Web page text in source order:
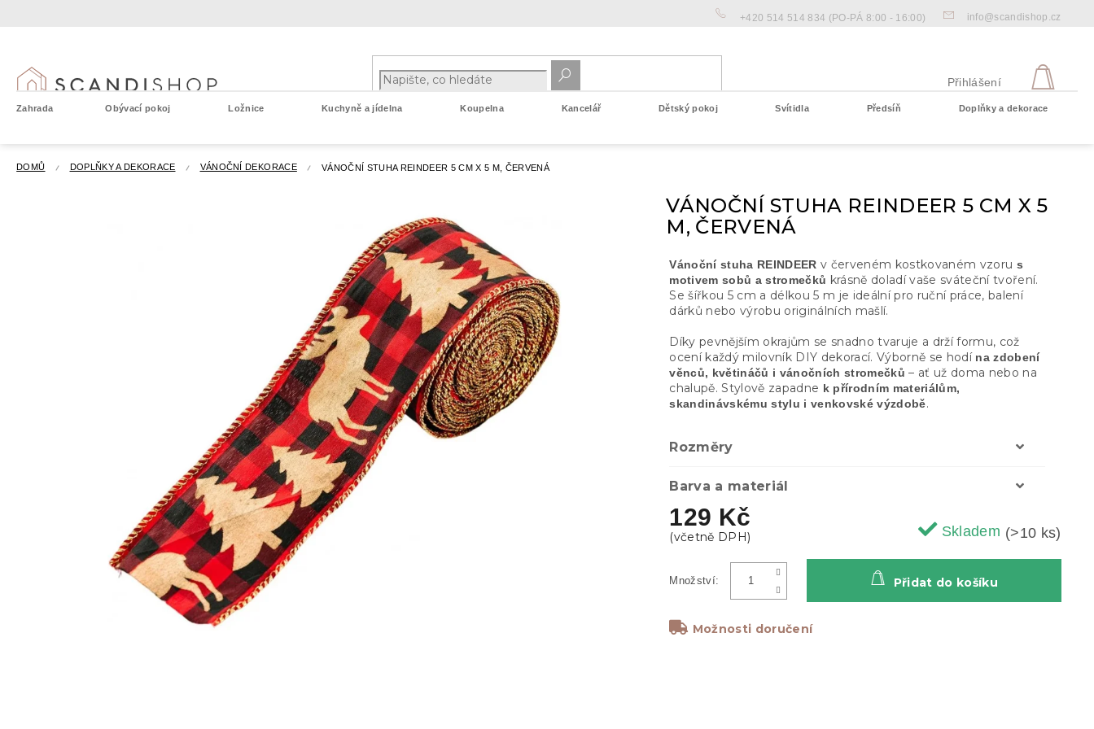
+420 514 514 834 (PO-PÁ 8:00 - 16:00) info@scandishop.cz
Přihlášení
Zahrada Obývací pokoj Ložnice Kuchyně a jídelna Koupelna Kancelář Dětský pokoj Svítidla Předsíň Doplňky a dekorace
DOMŮ DOPLŇKY A DEKORACE VÁNOČNÍ DEKORACE VÁNOČNÍ STUHA REINDEER 5 CM X 5 M, ČERVENÁ
VÁNOČNÍ STUHA REINDEER 5 CM X 5
M, ČERVENÁ
129 Kč
Skladem (>10 ks)
Možnosti doručení
Přidat do košíku
Vánoční stuha REINDEER v červeném kostkovaném vzoru s
motivem sobů a stromečků krásně doladí vaše sváteční tvoření.
Se šířkou 5 cm a délkou 5 m je ideální pro ruční práce, balení
dárků nebo výrobu originálních mašlí.
Díky pevnějším okrajům se snadno tvaruje a drží formu, což
ocení každý milovník DIY dekorací. Výborně se hodí na zdobení
věnců, květináčů i vánočních stromečků – ať už doma nebo na
chalupě. Stylově zapadne k přírodním materiálům,
skandinávskému stylu i venkovské výzdobě.
Rozměry
Barva a materiál